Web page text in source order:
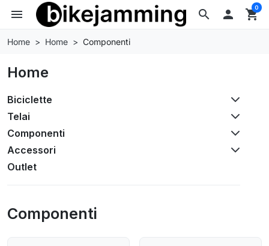
search
menu  shopping_cart
0
Home Home Componenti
Home
Biciclette
Telai
Componenti
Accessori
Outlet
Componenti